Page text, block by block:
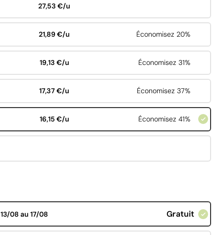
27,53 €/u
21,89 €/u Économisez 20%
19,13 €/u Économisez 31%
17,37 €/u Économisez 37%
16,15 €/u Économisez 41%
13/08 au 17/08 Gratuit